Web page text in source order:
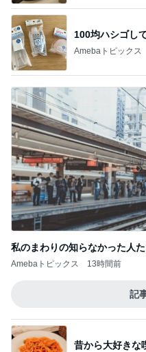
100均ハシゴし
Amebaトピックス
私のまわりの知らなかった人
Amebaトピックス 13時間前
記
昔から大好きな